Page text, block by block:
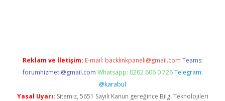
Reklam ve İletişim: E-mail: backlinkpaneli@gmail.com Teams:
forumhizmeti@gmail.com Whatsapp: 0262 606 0 726 Telegram:
@karabul
Yasal Uyarı: Sitemiz, 5651 Sayılı Kanun gereğince Bilgi Teknolojileri